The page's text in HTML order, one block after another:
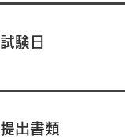
試験日
提出書類